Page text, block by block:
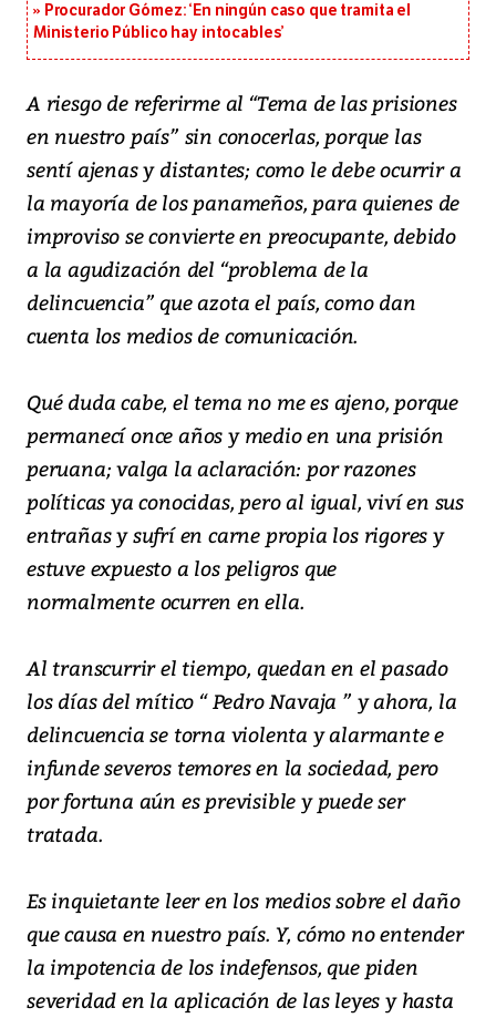
Procurador Gómez: ‘En ningún caso que tramita el
Ministerio Público hay intocables’
A riesgo de referirme al “Tema de las prisiones
en nuestro país” sin conocerlas, porque las
sentí ajenas y distantes; como le debe ocurrir a
la mayoría de los panameños, para quienes de
improviso se convierte en preocupante, debido
a la agudización del “problema de la
delincuencia” que azota el país, como dan
cuenta los medios de comunicación.
Qué duda cabe, el tema no me es ajeno, porque
permanecí once años y medio en una prisión
peruana; valga la aclaración: por razones
políticas ya conocidas, pero al igual, viví en sus
entrañas y sufrí en carne propia los rigores y
estuve expuesto a los peligros que
normalmente ocurren en ella.
Al transcurrir el tiempo, quedan en el pasado
los días del mítico “ Pedro Navaja ” y ahora, la
delincuencia se torna violenta y alarmante e
infunde severos temores en la sociedad, pero
por fortuna aún es previsible y puede ser
tratada.
Es inquietante leer en los medios sobre el daño
que causa en nuestro país. Y, cómo no entender
la impotencia de los indefensos, que piden
severidad en la aplicación de las leyes y hasta